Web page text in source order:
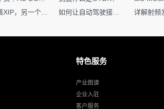
特色服务
产业图谱
企业入驻
客户服务